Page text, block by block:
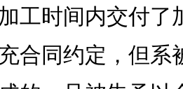
工时间内交付了
合同约定，但系